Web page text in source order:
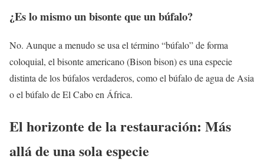
¿Es lo mismo un bisonte que un búfalo?
No. Aunque a menudo se usa el término “búfalo” de forma
coloquial, el bisonte americano (Bison bison) es una especie
distinta de los búfalos verdaderos, como el búfalo de agua de Asia
o el búfalo de El Cabo en África.
El horizonte de la restauración: Más
allá de una sola especie